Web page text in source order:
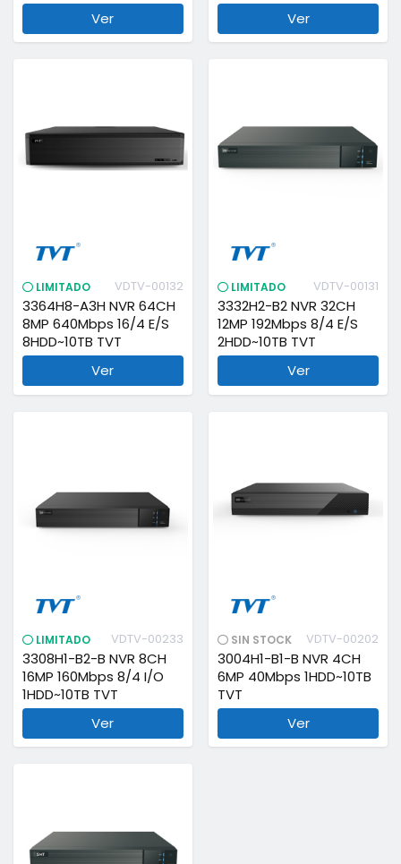
Ver Ver
LIMITADO VDTV-00132
3364H8-A3H NVR 64CH
8MP 640Mbps 16/4 E/S
8HDD~10TB TVT
Ver
LIMITADO VDTV-00131
3332H2-B2 NVR 32CH
12MP 192Mbps 8/4 E/S
2HDD~10TB TVT
Ver
LIMITADO VDTV-00233
3308H1-B2-B NVR 8CH
16MP 160Mbps 8/4 I/O
1HDD~10TB TVT
Ver
SIN STOCK VDTV-00202
3004H1-B1-B NVR 4CH
6MP 40Mbps 1HDD~10TB
TVT
Ver